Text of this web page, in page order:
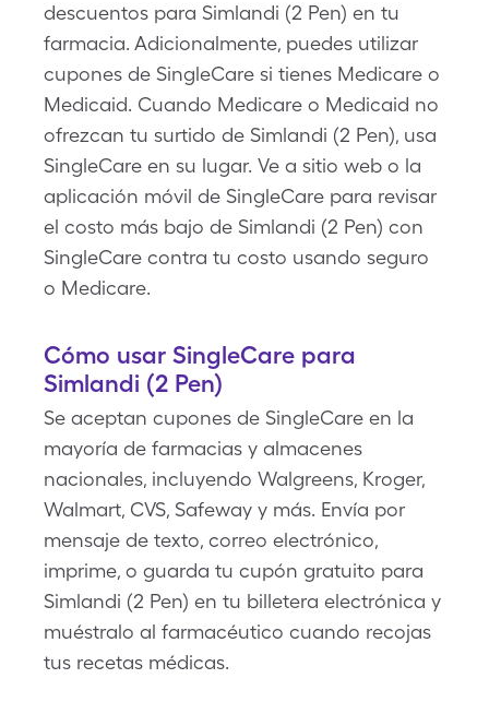
descuentos para Simlandi (2 Pen) en tu
farmacia. Adicionalmente, puedes utilizar
cupones de SingleCare si tienes Medicare o
Medicaid. Cuando Medicare o Medicaid no
ofrezcan tu surtido de Simlandi (2 Pen), usa
SingleCare en su lugar. Ve a sitio web o la
aplicación móvil de SingleCare para revisar
el costo más bajo de Simlandi (2 Pen) con
SingleCare contra tu costo usando seguro
o Medicare.
Cómo usar SingleCare para
Simlandi (2 Pen)
Se aceptan cupones de SingleCare en la
mayoría de farmacias y almacenes
nacionales, incluyendo Walgreens, Kroger,
Walmart, CVS, Safeway y más. Envía por
mensaje de texto, correo electrónico,
imprime, o guarda tu cupón gratuito para
Simlandi (2 Pen) en tu billetera electrónica y
muéstralo al farmacéutico cuando recojas
tus recetas médicas.